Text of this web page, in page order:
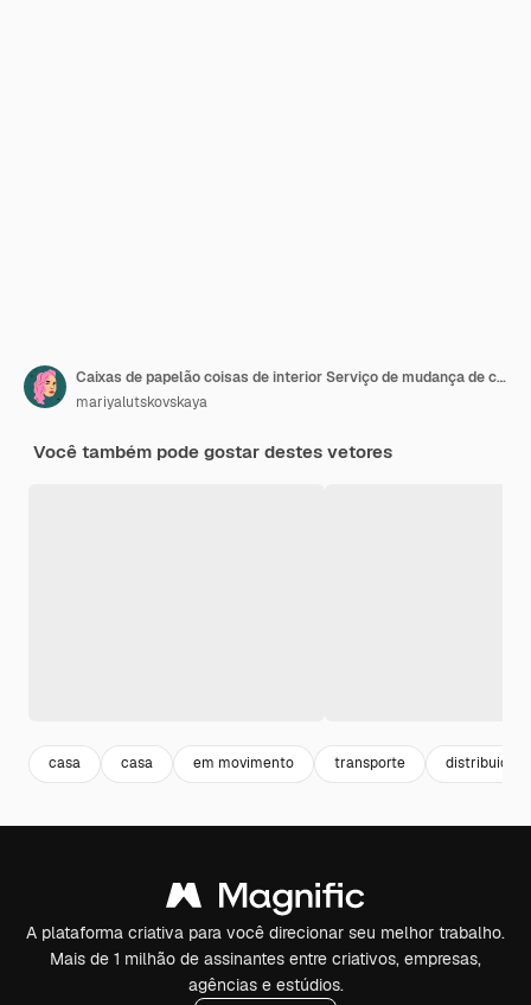
Caixas de papelão coisas de interior Serviço de mudança de casa Embalagem de cartão planta de bicicleta e livros Deslocamento de casa Emballagem de pilhas e pilhas Armazenamento de envio de desenho animado composição vetorial isolada plana
mariyalutskovskaya
Você também pode gostar destes vetores
casa casa em movimento transporte distribuição
A plataforma criativa para você direcionar seu melhor trabalho.
Mais de 1 milhão de assinantes entre criativos, empresas,
agências e estúdios.